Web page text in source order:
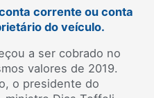
corrente ou conta
do veículo.
a ser cobrado no
valores de 2019.
o presidente do